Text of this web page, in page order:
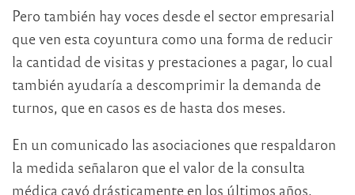
Pero también hay voces desde el sector empresarial
que ven esta coyuntura como una forma de reducir
la cantidad de visitas y prestaciones a pagar, lo cual
también ayudaría a descomprimir la demanda de
turnos, que en casos es de hasta dos meses.
En un comunicado las asociaciones que respaldaron
la medida señalaron que el valor de la consulta
médica cayó drásticamente en los últimos años,